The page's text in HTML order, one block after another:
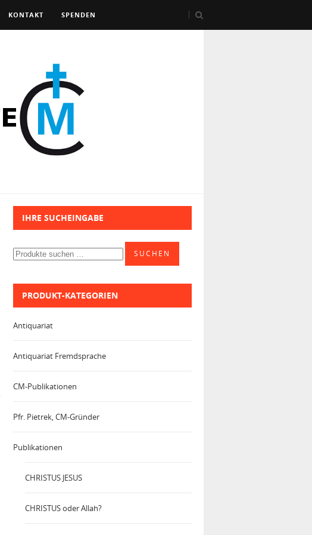
KONTAKT SPENDEN
IHRE SUCHEINGABE
Suchen
nach:
SUCHEN
PRODUKT-KATEGORIEN
Antiquariat
Antiquariat Fremdsprache
CM-Publikationen
Pfr. Pietrek, CM-Gründer
Publikationen
CHRISTUS JESUS
CHRISTUS oder Allah?